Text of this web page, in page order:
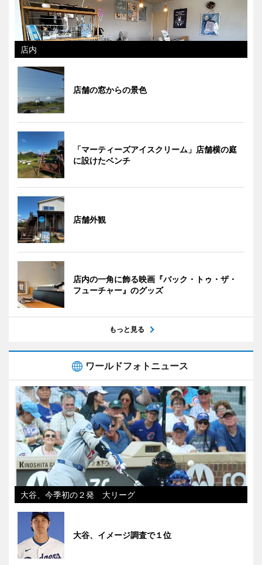
店内
店舗の窓からの景色
「マーティーズアイスクリーム」店舗横の庭
に設けたベンチ
店舗外観
店内の一角に飾る映画『バック・トゥ・ザ・
フューチャー』のグッズ
もっと見る
ワールドフォトニュース
大谷、今季初の２発 大リーグ
大谷、イメージ調査で１位